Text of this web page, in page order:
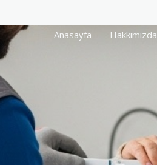
Anasayfa
Hakkımızda